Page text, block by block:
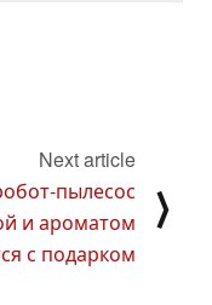
Next article
пылесос
и ароматом
с подарком
⟩